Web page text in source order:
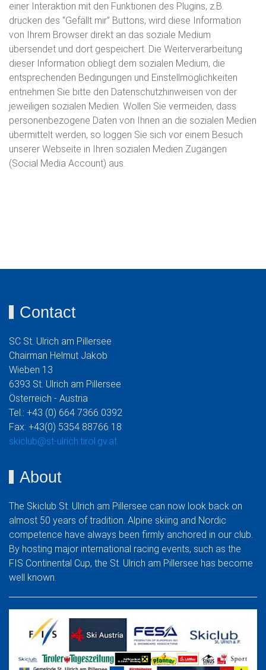
einer Interaktion mit den Funktionen des Plugins, z.B.
drücken des “Gefällt mir” Buttons, wird diese Information
von Ihrem Browser direkt an das soziale Medium
übersendet und dort gespeichert. Die Weiterverarbeitung
dieser Information obliegt dem sozialen Medium, die
entsprechenden Bedingungen und Einstellmöglichkeiten
entnehmen Sie bitte den Datenschutzhinweisen von der
jeweiligen sozialen Medien. Wollen Sie vermeiden, dass
personenbezogene Daten von Ihnen an die sozialen Medien
übermittelt werden, so loggen Sie sich vor einem Besuch
unserer Webseite in Ihren sozialen Medien Zugängen
(Social Media Account) aus.
Contact
SC St. Ulrich am Pillersee
Chairman Helmut Jakob
Wieben 13
6393 St. Ulrich am Pillersee
Österreich - Austria
Tel.: +43 (0) 664 7366 0392
Fax: +43(0) 5354 88766 18
skiclub@st-ulrich.tirol.gv.at
About
The Skiclub St. Ulrich am Pillersee can now look back on
almost 50 years of tradition. Alpine skiing and Nordic
competence have always been firmly anchored in our club.
By hosting major international racing events, such as the
FIS Continental Cup, the St. Ulrich am Pillersee has become
well known.